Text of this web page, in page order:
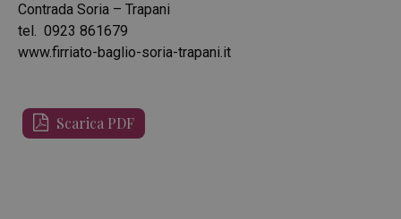
Contrada Soria – Trapani
tel. 0923 861679
www.firriato-baglio-soria-trapani.it
Scarica PDF